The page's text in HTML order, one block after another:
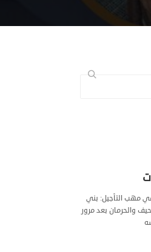
مهب التأجيل: بني
والحرمان بعد مرور